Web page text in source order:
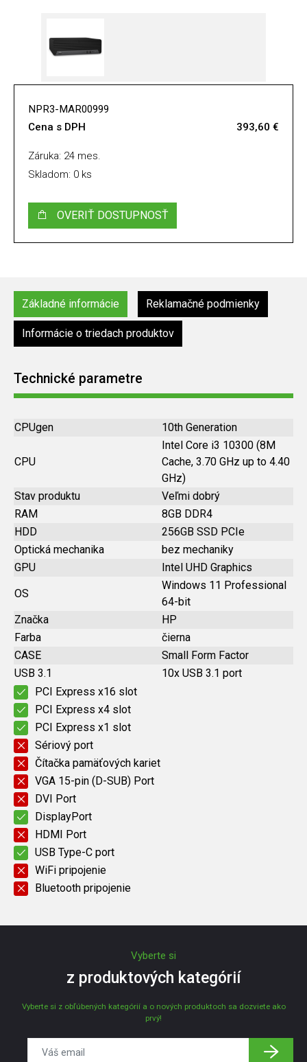
NPR3-MAR00999
Cena s DPH
393,60 €
Záruka: 24 mes.
Skladom: 0 ks
OVERIŤ DOSTUPNOSŤ
Základné informácie Reklamačné podmienky
Informácie o triedach produktov
Technické parametre
CPUgen 10th Generation
CPU
Intel Core i3 10300 (8M
Cache, 3.70 GHz up to 4.40
GHz)
Stav produktu
Veľmi dobrý
RAM
8GB DDR4
HDD
256GB SSD PCIe
Optická mechanika
bez mechaniky
GPU
Intel UHD Graphics
OS
Windows 11 Professional
64-bit
Značka
HP
Farba
čierna
CASE
Small Form Factor
USB 3.1
10x USB 3.1 port
PCI Express x16 slot
PCI Express x4 slot
PCI Express x1 slot
Sériový port
Čítačka pamäťových kariet
VGA 15-pin (D-SUB) Port
DVI Port
DisplayPort
HDMI Port
USB Type-C port
WiFi pripojenie
Bluetooth pripojenie
Vyberte si
z produktových kategórií
Vyberte si z obľúbených kategórií a o nových produktoch sa dozviete ako
prvý!